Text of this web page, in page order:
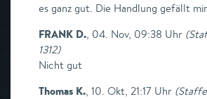
es ganz gut. Die Handlung gefällt
FRANK D., 04. Nov, 09:38 Uhr (
1312)
Nicht gut
Thomas K., 10. Okt, 21:17 Uhr (